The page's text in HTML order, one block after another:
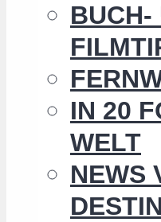
BUCH-
IN 20
WELT
NEWS